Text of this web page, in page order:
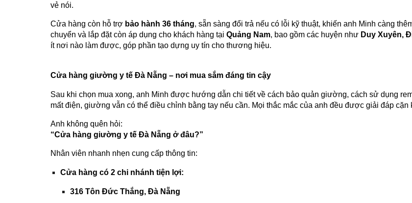
vẻ nói.
Cửa hàng còn hỗ trợ bảo hành 36 tháng, sẵn sàng đổi trả nếu có lỗi kỹ thuật, khiến anh Minh càng
chuyển và lắp đặt còn áp dụng cho khách hàng tại Quảng Nam, bao gồm các huyện như Duy Xuyên,
ít nơi nào làm được, góp phần tạo dựng uy tín cho thương hiệu.
Cửa hàng giường y tế Đà Nẵng – nơi mua sắm đáng tin cậy
Sau khi chọn mua xong, anh Minh được hướng dẫn chi tiết về cách bảo quản giường, cách sử dụng
mất điện, giường vẫn có thể điều chỉnh bằng tay nếu cần. Mọi thắc mắc của anh đều được giải đáp cặn
Anh không quên hỏi:
“Cửa hàng giường y tế Đà Nẵng ở đâu?”
Nhân viên nhanh nhẹn cung cấp thông tin:
Cửa hàng có 2 chi nhánh tiện lợi:
316 Tôn Đức Thắng, Đà Nẵng